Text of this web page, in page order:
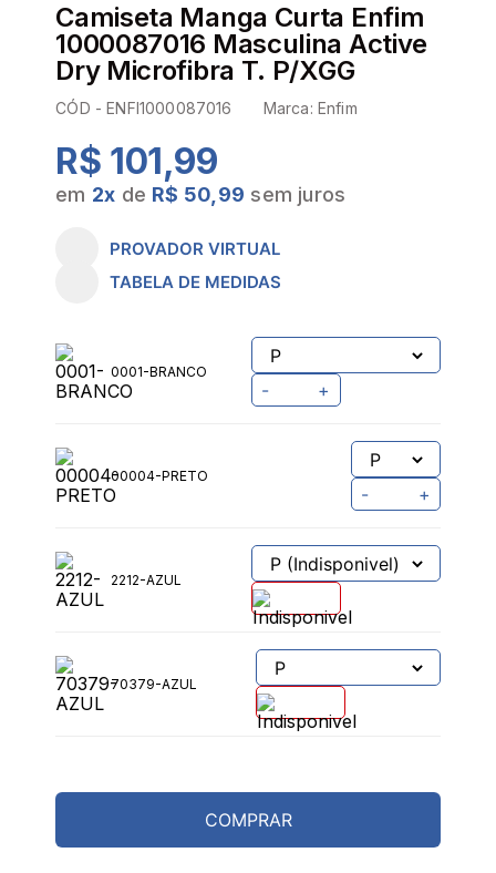
Camiseta Manga Curta Enfim
1000087016 Masculina Active
Dry Microfibra T. P/XGG
CÓD -ENFI1000087016 Marca: Enfim
R$ 101,99
em 2x de R$ 50,99 sem juros
PROVADOR VIRTUAL
TABELA DE MEDIDAS
0001-BRANCO
- +
00004-PRETO
- +
2212-AZUL
70379-AZUL
COMPRAR